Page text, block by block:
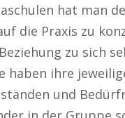
hat man
die Praxis zu
zu sich
haben ihre
und